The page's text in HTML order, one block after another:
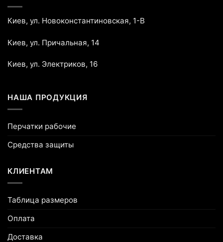
Киев, ул. Новоконстантиновская, 1-В
Киев, ул. Причальная, 14
Киев, ул. Электриков, 16
НАША ПРОДУКЦИЯ
Перчатки рабочие
Средства защиты
КЛИЕНТАМ
Таблица размеров
Оплата
Доставка